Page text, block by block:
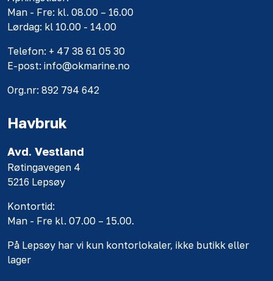
Man - Fre: kl. 08.00 – 16.00
Lørdag: kl 10.00 - 14.00
Telefon: + 47 38 61 05 30
E-post: info@okmarine.no
Org.nr: 892 794 642
Havbruk
Avd. Vestland
Røtingavegen 4
5216 Lepsøy
Kontortid:
Man - Fre kl. 07.00 – 15.00.
På Lepsøy har vi kun kontorlokaler, ikke butikk eller
lager